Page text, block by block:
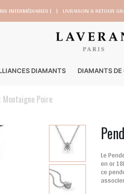
INTERMÉDIAIRES | | LIVRAISON & RETOUR
DIAMANTS DIAMANTS DE
Poire
Le
en or
ce